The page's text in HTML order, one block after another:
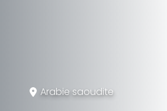
Arabie saoudite